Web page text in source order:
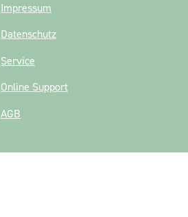
Impressum
Datenschutz
Service
Online Support
AGB